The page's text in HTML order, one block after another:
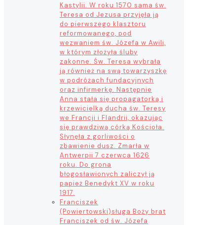
Kastylii. W roku 1570 sama św.
Teresa od Jezusa przyjęła ją
do pierwszego klasztoru
reformowanego, pod
wezwaniem św. Józefa w Awili,
w którym złożyła śluby
zakonne. Św. Teresa wybrała
ją również na swą towarzyszkę
w podróżach fundacyjnych
oraz infirmerkę. Następnie
Anna stała się propagatorką i
krzewicielką ducha św. Teresy
we Francji i Flandrii, okazując
się prawdziwą córką Kościoła.
Słynęła z gorliwości o
zbawienie dusz. Zmarła w
Antwerpii 7 czerwca 1626
roku. Do grona
błogosławionych zaliczył ją
papież Benedykt XV w roku
1917.
Franciszek
(Powiertowski)sługa Boży brat
Franciszek od św. Józefa